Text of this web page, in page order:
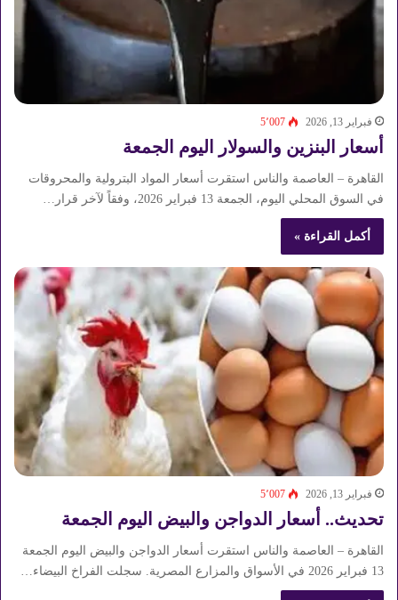
فبراير 13, 2026 5٬007
أسعار البنزين والسولار اليوم الجمعة
القاهرة – العاصمة والناس استقرت أسعار المواد البترولية والمحروقات
في السوق المحلي اليوم، الجمعة 13 فبراير 2026، وفقاً لآخر قرار…
أكمل القراءة »
فبراير 13, 2026 5٬007
تحديث.. أسعار الدواجن والبيض اليوم الجمعة
القاهرة – العاصمة والناس استقرت أسعار الدواجن والبيض اليوم الجمعة
13 فبراير 2026 في الأسواق والمزارع المصرية. سجلت الفراخ البيضاء…